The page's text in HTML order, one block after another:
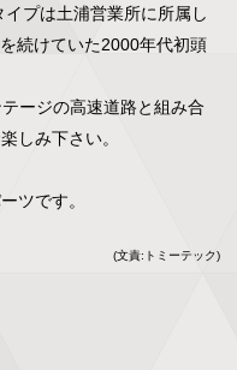
プは土浦営業所に所属し
続けていた2000年代初頭
ージの高速道路と組み合
しみ下さい。
ツです。
(文責:トミーテック)